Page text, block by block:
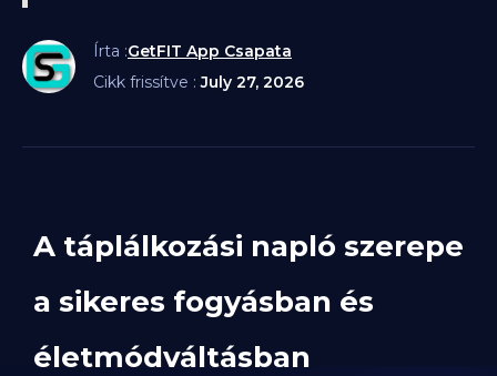
Írta :GetFIT App Csapata
Cikk frissítve :July 27, 2026
A táplálkozási napló szerepe
a sikeres fogyásban és
életmódváltásban